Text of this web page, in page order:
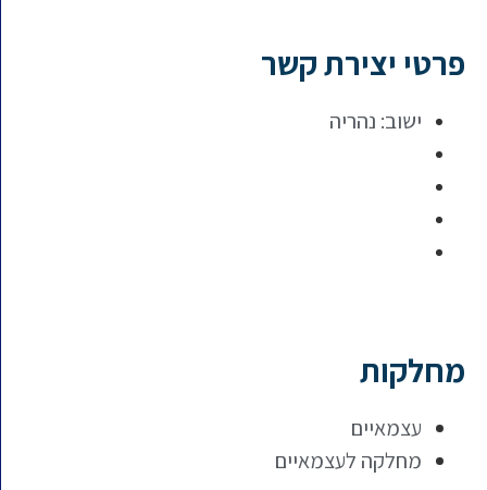
פרטי יצירת קשר
ישוב: נהריה
מחלקות
עצמאיים
מחלקה לעצמאיים